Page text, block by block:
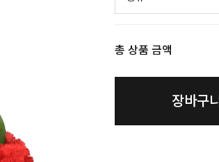
총 상품 금액
장바구니